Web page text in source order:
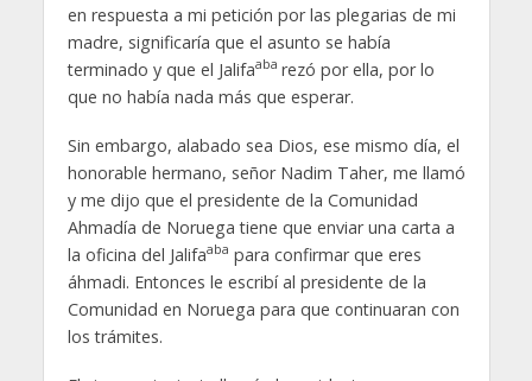
en respuesta a mi petición por las plegarias de mi
madre, significaría que el asunto se había
terminado y que el Jalifaaba rezó por ella, por lo
que no había nada más que esperar.
Sin embargo, alabado sea Dios, ese mismo día, el
honorable hermano, señor Nadim Taher, me llamó
y me dijo que el presidente de la Comunidad
Ahmadía de Noruega tiene que enviar una carta a
la oficina del Jalifaaba para confirmar que eres
áhmadi. Entonces le escribí al presidente de la
Comunidad en Noruega para que continuaran con
los trámites.